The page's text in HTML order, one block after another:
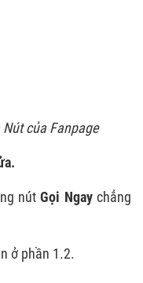
của Fanpage
nútGọi Ngaychẳng
ở phần 1.2.